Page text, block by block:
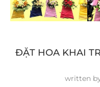
ĐẶT HOA KHAI
written